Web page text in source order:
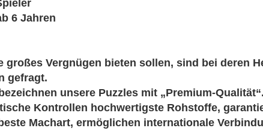
6 Jahren
großes Vergnügen bieten sollen, sind bei deren
gefragt.
unsere Puzzles mit „Premium-
Kontrollen hochwertigste Rohstoffe,
Machart, ermöglichen internationale